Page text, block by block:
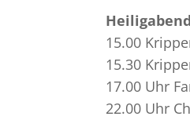
Heiligabend
15.00
15.30
17.00 Uhr
22.00 Uhr